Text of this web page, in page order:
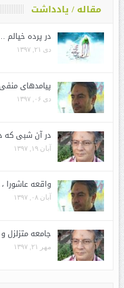
مقاله / یادداشت
در پرده
دی ۲۱, ۱۳۹۷
پیامدهای
دی ۰۶, ۱۳۹۷
در آن شبی که
آبان ۱۹, ۱۳۹۷
واقعه عاشورا
آبان ۰۸, ۱۳۹۷
جامعه
مهر ۲۱, ۱۳۹۷